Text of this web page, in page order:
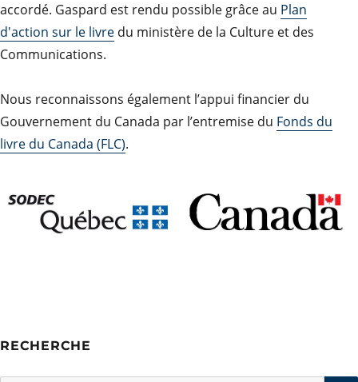
accordé. Gaspard est rendu possible grâce au Plan
d'action sur le livre du ministère de la Culture et des
Communications.
Nous reconnaissons également l’appui financier du
Gouvernement du Canada par l’entremise du Fonds du
livre du Canada (FLC).
RECHERCHE